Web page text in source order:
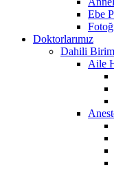
Ebe
Doktorlarımız
Dahili
Aile